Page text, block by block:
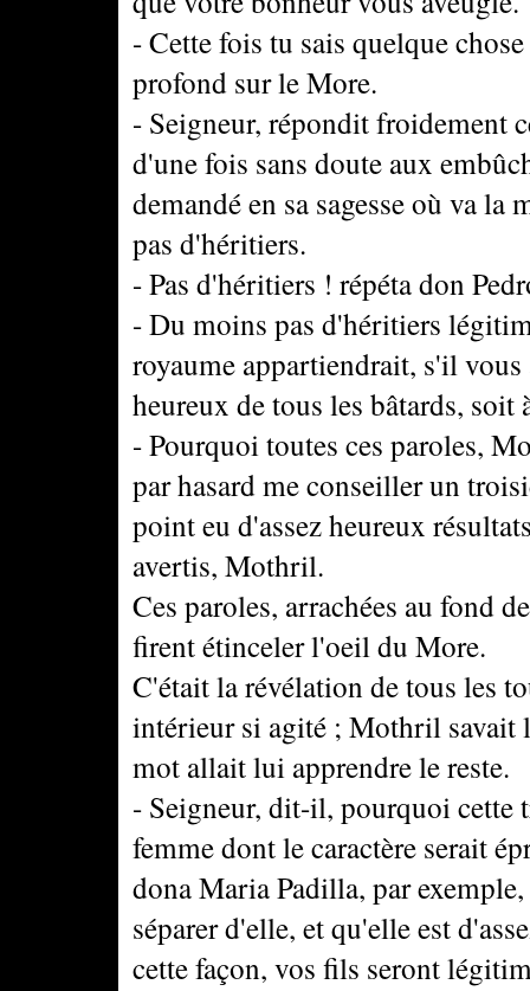
- Cette fois tu sais quelque
profond sur le More.
- Seigneur, répondit froidement
d'une fois sans doute aux
demandé en sa sagesse où va
pas d'héritiers.
- Pas d'héritiers ! répéta don
- Du moins pas d'héritiers
royaume appartiendrait, s'il
heureux de tous les bâtards,
- Pourquoi toutes ces paroles,
par hasard me conseiller un
point eu d'assez heureux
avertis, Mothril.
Ces paroles, arrachées au fond
firent étinceler l'oeil du More.
C'était la révélation de tous les
intérieur si agité ; Mothril savait
mot allait lui apprendre le reste.
- Seigneur, dit-il, pourquoi cette
femme dont le caractère serait
dona Maria Padilla, par
séparer d'elle, et qu'elle est
cette façon, vos fils seront